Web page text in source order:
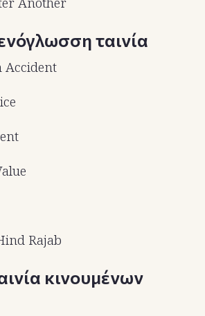
ταινία
Accident
Rajab
κινουμένων